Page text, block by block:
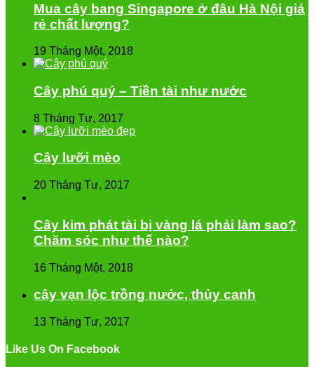
Mua cây bang Singapore ở đâu Hà Nội giá
rẻ chất lượng?
19 Tháng Một, 2018
Cây phú quý – Tiền tài như nước
8 Tháng Tư, 2017
Cây lưỡi mèo
20 Tháng Tư, 2017
Cây kim phát tài bị vàng lá phải làm sao?
Chăm sóc như thế nào?
16 Tháng Một, 2018
cây vạn lộc trồng nước, thủy canh
13 Tháng Tư, 2017
Like Us On Facebook